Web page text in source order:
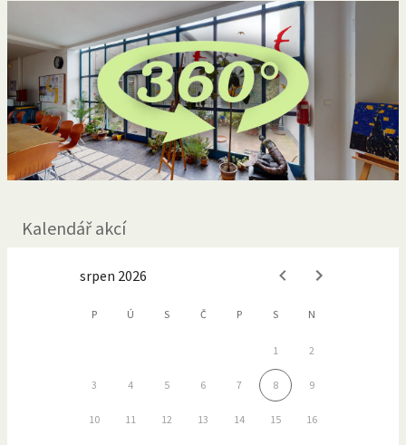
Kalendář akcí
srpen 2026
P Ú S Č P S N
1 2
3 4 5 6 7 8 9
10 11 12 13 14 15 16